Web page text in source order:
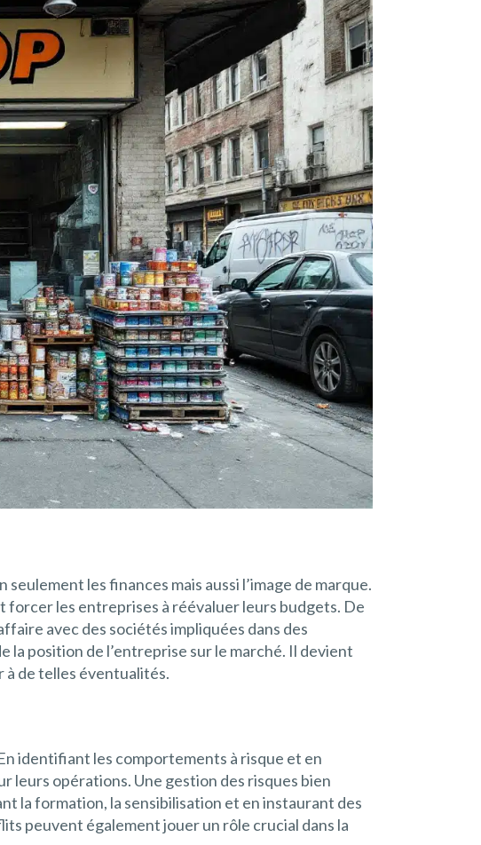
les finances mais aussi l’image de marque.
les entreprises à réévaluer leurs budgets. De
avec des sociétés impliquées dans des
position de l’entreprise sur le marché. Il devient
à de telles éventualités.
identifiant les comportements à risque et en
leurs opérations. Une gestion des risques bien
la formation, la sensibilisation et en instaurant des
peuvent également jouer un rôle crucial dans la